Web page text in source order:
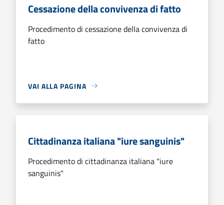
Cessazione della convivenza di fatto
Procedimento di cessazione della convivenza di
fatto
VAI ALLA PAGINA
Cittadinanza italiana "iure sanguinis"
Procedimento di cittadinanza italiana "iure
sanguinis"